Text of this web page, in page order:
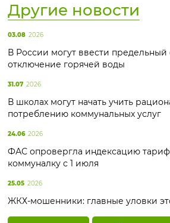
Другие новости
03.08 2026
В России могут ввести предельный
отключение горячей воды
31.07 2026
В школах могут начать учить
потреблению коммунальных услуг
24.06 2026
ФАС опровергла индексацию
коммуналку с 1 июля
25.05 2026
ЖКХ-мошенники: главные уловки